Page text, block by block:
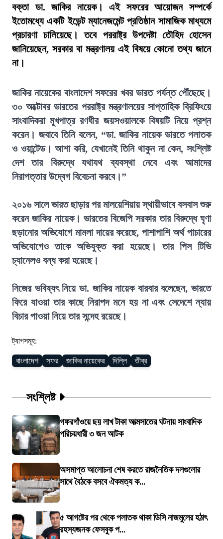
বক্তা ডা. জাকির নায়েক। এই সফরের আয়োজন সম্পর্কে
ইতোমধ্যে একটি ইভেন্ট ম্যানেজমেন্ট প্রতিষ্ঠান সামাজিক মাধ্যমে
প্রচারণা চালিয়েছে। তবে পররাষ্ট্র উপদেষ্টা তৌহিদ হোসেন
জানিয়েছেন, সরকার বা মন্ত্রণালয় এই বিষয়ে কোনো তথ্য জানে
না।
জাকির নায়েকের বাংলাদেশ সফরের খবর ভারত পর্যন্ত পৌঁছেছে।
৩০ অক্টোবর ভারতের পররাষ্ট্র মন্ত্রণালয়ের সাপ্তাহিক ব্রিফিংয়ে
সাংবাদিকরা মুখপাত্র রণধীর জয়সওয়ালকে বিষয়টি নিয়ে প্রশ্ন
করেন। জবাবে তিনি বলেন, “ডা. জাকির নায়েক ভারতে পলাতক
ও ওয়ান্টেড। আশা করি, যেখানেই তিনি থাকুন না কেন, সংশ্লিষ্ট
দেশ তার বিরুদ্ধে যথাযথ ব্যবস্থা নেবে এবং আমাদের
নিরাপত্তার উদ্বেগ বিবেচনা করবে।”
২০১৬ সালে ভারত ছাড়ার পর মালয়েশিয়ায় স্থায়ীভাবে বসবাস শুরু
করেন জাকির নায়েক। ভারতের বিজেপি সরকার তার বিরুদ্ধে ঘৃণা
ছড়ানোর অভিযোগে মামলা দায়ের করেছে, পাশাপাশি অর্থ পাচারের
অভিযোগেও তাকে অভিযুক্ত করা হয়েছে। তার পিস টিভি
চ্যানেলও বন্ধ করা হয়েছে।
নিজের ভবিষ্যৎ নিয়ে ডা. জাকির নায়েক বারবার বলেছেন, ভারতে
ফিরে যাওয়া তার কাছে নিরাপদ মনে হয় না এবং সেদেশে ন্যায়
বিচার পাওয়া নিয়ে তার সন্দেহ রয়েছে।
ট্যাগসমূহ:
বাংলাদেশ সফর জাকির নায়েকের দিল্লি তীব্র
সংশ্লিষ্ট
গফরগাঁওয়ে ছয় লাখ টাকা আত্মসাতের ঘটনায় সাংবাদিক
পরিচয়ধারী ৩ জন আটক
অসমাপ্ত আলোচনা শেষ করতে রাজনৈতিক দলগুলোর
সাথে বৈঠকে বসবে ঐকমত্য ক...
৫ আগষ্টের পর থেকে পলাতক থাকা ডিসি নাজমুলের হঠাৎ
রহস্যজনক ফেসবুক প...